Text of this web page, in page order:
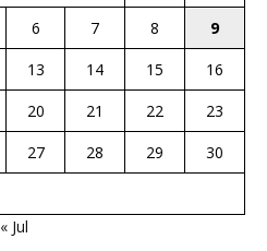
6 7 8
9
13 14 15
16
20 21 22
23
27 28 29
30
« Jul